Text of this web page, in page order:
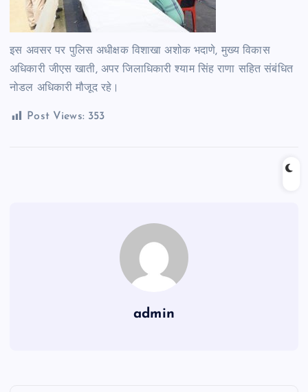
इस अवसर पर पुलिस अधीक्षक विशाखा अशोक भदाणे, मुख्य विकास
अधिकारी जीएस खाती, अपर जिलाधिकारी श्याम सिंह राणा सहित संबंधित
नोडल अधिकारी मौजूद रहे।
Post Views: 353
admin